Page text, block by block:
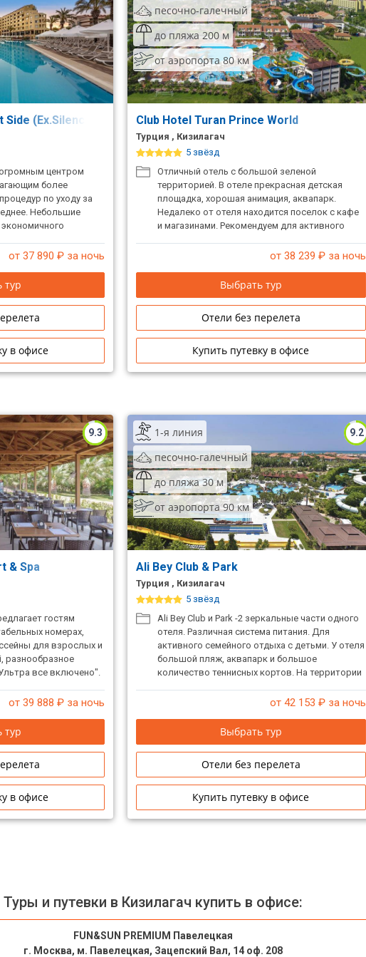
Side (Ex.Silence Beach Resort)
центром
более
по уходу за
Небольшие
от 37 890 ₽ за ночь
тур
в офисе
песочно-галечный
до пляжа 200 м
от аэропорта 80 км
Club Hotel Turan Prince World
Турция , Кизилагач
5 звёзд
Отличный отель с большой зеленой
территорией. В отеле прекрасная детская
площадка, хорошая анимация, аквапарк.
Недалеко от отеля находится поселок с кафe
и магазинами. Рекомендуем для активного
от 38 239 ₽ за ночь
Выбрать тур
Отели без перелета
Купить путевку в офисе
9.3
& Spa
гостям
номерах,
для взрослых и
разнообразное
все включено".
от 39 888 ₽ за ночь
тур
в офисе
9.2
1-я линия
песочно-галечный
до пляжа 30 м
от аэропорта 90 км
Ali Bey Club & Park
Турция , Кизилагач
5 звёзд
Ali Bey Club и Park -2 зеркальные части одного
отеля. Различная система питания. Для
активного семейного отдыха с детьми. У отеля
большой пляж, аквапарк и большое
количество теннисных кортов. На территории
от 42 153 ₽ за ночь
Выбрать тур
Отели без перелета
Купить путевку в офисе
Туры и путевки в Кизилагач купить в офисе:
FUN&SUN PREMIUM Павелецкая
г. Москва, м. Павелецкая, Зацепский Вал, 14 оф. 208